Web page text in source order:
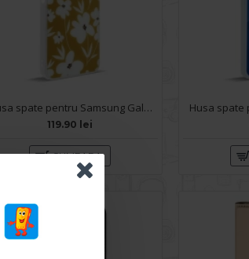
Husa spate pentru Samsung Galaxy A05s- Happy case
119.90 lei
CUMPARA